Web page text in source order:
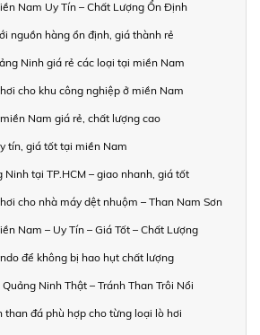
Nam Uy Tín – Chất Lượng Ổn Định
nguồn hàng ổn định, giá thành rẻ
Ninh giá rẻ các loại tại miền Nam
cho khu công nghiệp ở miền Nam
Nam giá rẻ, chất lượng cao
tín, giá tốt tại miền Nam
Ninh tại TP.HCM – giao nhanh, giá tốt
cho nhà máy dệt nhuộm – Than Nam Sơn
Nam – Uy Tín – Giá Tốt – Chất Lượng
để không bị hao hụt chất lượng
Ninh Thật – Tránh Than Trôi Nổi
than đá phù hợp cho từng loại lò hơi